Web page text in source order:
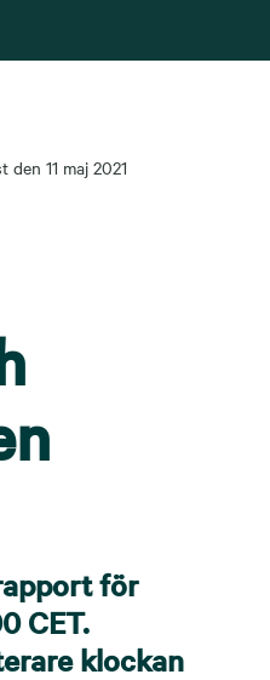
11 maj 2021
för
CET.
klockan